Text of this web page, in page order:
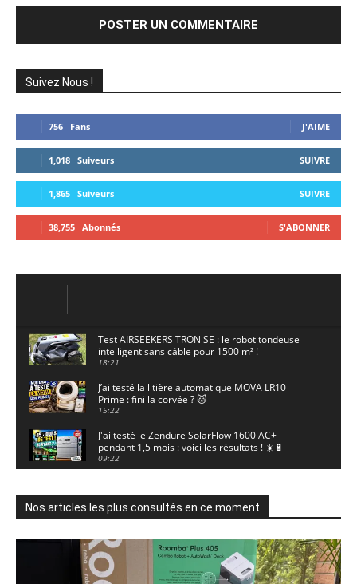
Suivez Nous !
756 Fans J'AIME
1,018 Suiveurs SUIVRE
1,865 Suiveurs SUIVRE
38,755 Abonnés S'ABONNER
Test AIRSEEKERS TRON SE : le robot tondeuse
intelligent sans câble pour 1500 m² !
18:21
J’ai testé la litière automatique MOVA LR10
Prime : fini la corvée ? 🐱
15:22
J'ai testé le Zendure SolarFlow 1600 AC+
pendant 1,5 mois : voici les résultats ! ☀️🔋
09:22
enregistre 24/7 grâce à l'AOV ! ☀️📹
11:30
Gouy-en-Artois. 18/07/2026
02:33
Guirlande Guinguette Solaire Guirled : enfin
Nos articles les plus consultés en ce moment